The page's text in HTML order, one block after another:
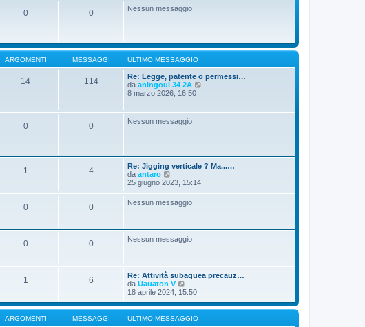
a
o
t
i
e
s
g
g
i
0 0 Nessun messaggio
ARGOMENTI MESSAGGI ULTIMO MESSAGGIO
14 114
Re: Legge, patente o permessi…
da aningoul 34 2A
o
m
s
o
8 marzo 2026, 16:50
0 0 Nessun messaggio
1 4
Re: Jigging verticale ? Ma...…
da antaro
e
u
i
m
e
s
s
a
g
g
o
25 giugno 2023, 15:14
0 0 Nessun messaggio
0 0 Nessun messaggio
1 6
Re: Attività subaquea precauz…
da Uauaton V
e
i
u
18 aprile 2024, 15:50
ARGOMENTI MESSAGGI ULTIMO MESSAGGIO